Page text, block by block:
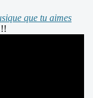
que tu aimes